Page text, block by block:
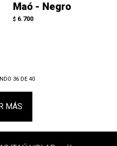
Maó - Negro
$ 6.700
36DE 40
MÁS